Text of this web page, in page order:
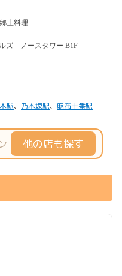
駅、 乃木坂駅、 麻布十番駅
他の店も探す